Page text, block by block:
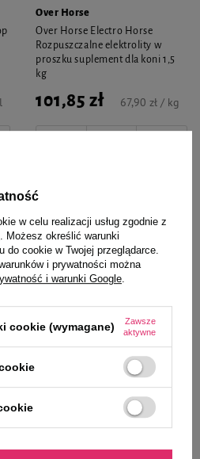
Over Horse
Over Horse Electro Horse
Rozpuszczalne elektrolity w
proszku suplement dla koni 1,5
kg
101,85 zł 67,90 zł / kg
Over Horse
Over Horse Electro Liquid Płyn
suplement wyrównujący
elektrolity dla koni 1 l
w celu realizacji usług zgodnie z
. Możesz określić warunki
do cookie w Twojej przeglądarce.
i prywatności można
i warunki Google
cookie (wymagane)
Zawsze
aktywne